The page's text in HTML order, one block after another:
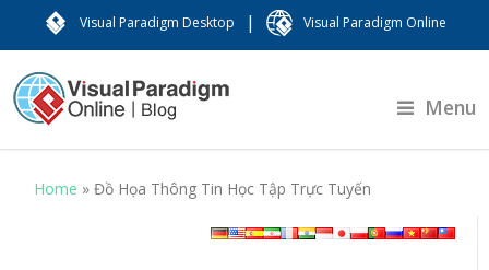
Visual Paradigm Desktop | Visual Paradigm Online
Menu
Home »Đồ Họa Thông Tin Học Tập Trực Tuyến